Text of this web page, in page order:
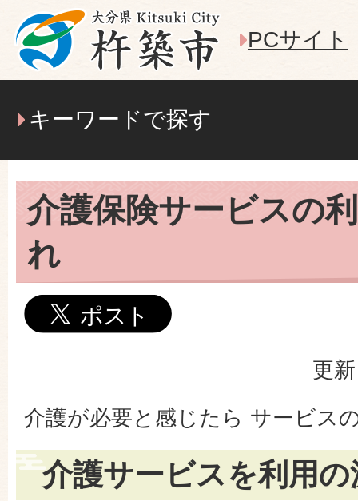
PCサイト
キーワードで探す
介護保険サービスの
れ
更
介護が必要と感じたら サービス
介護サービスを利用の